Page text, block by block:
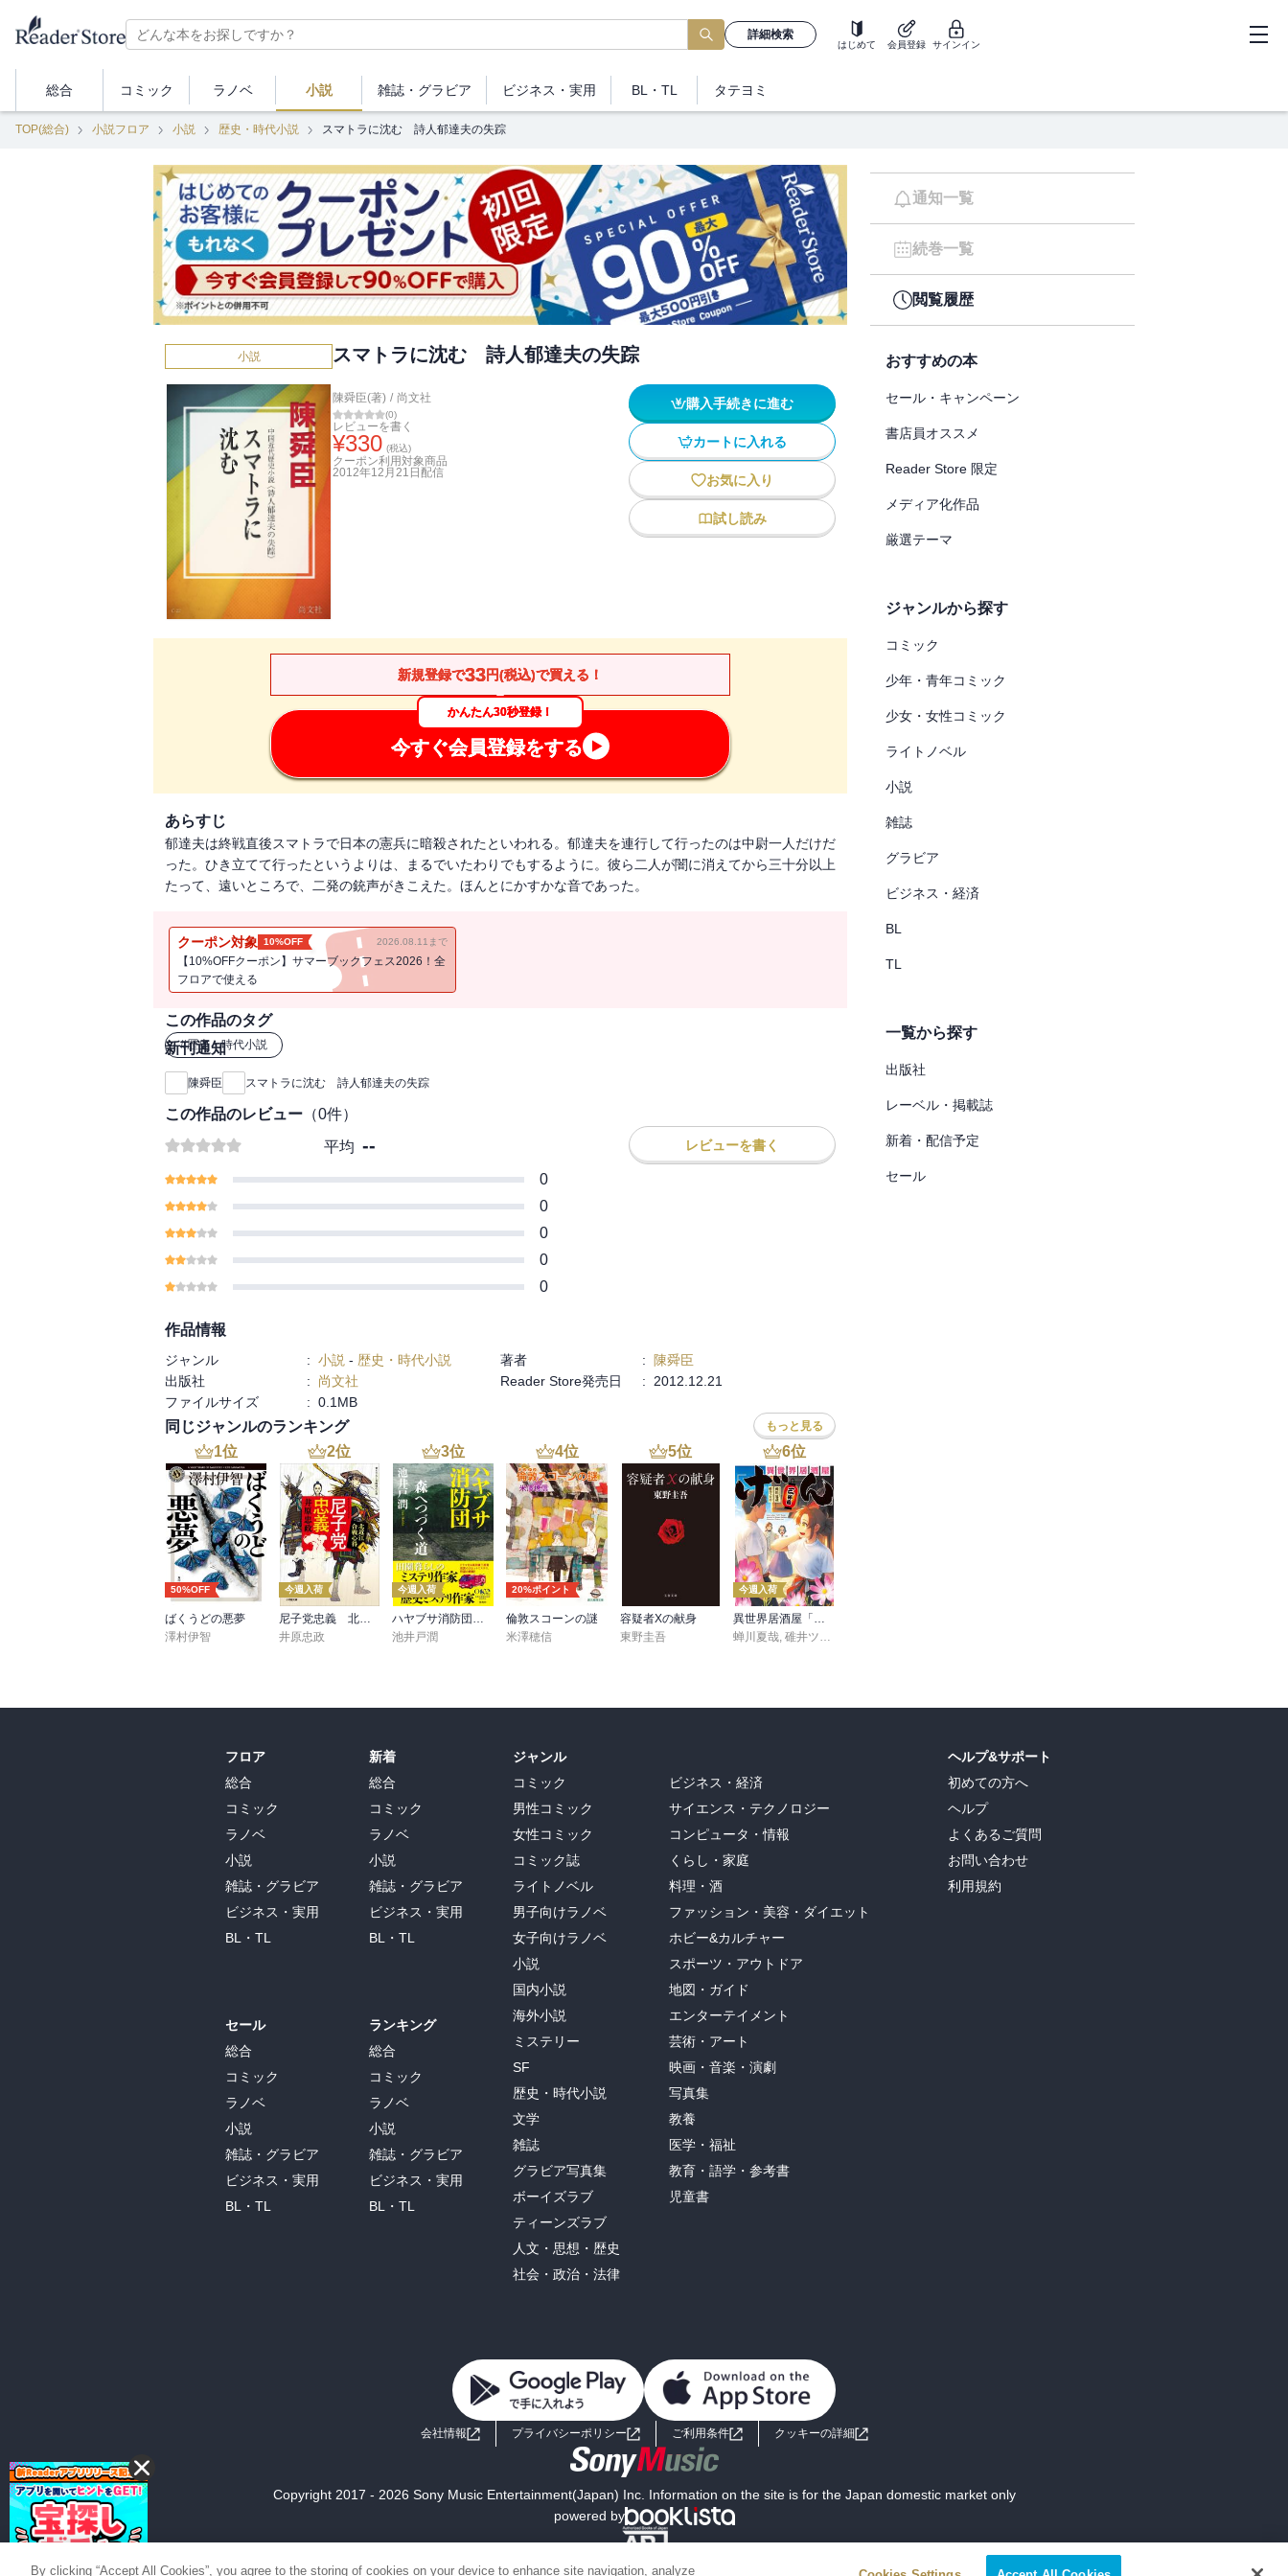
詳細検索
はじめて 会員登録 サインイン
総合 コミック ラノベ 小説 雑誌・ グラビア ビジネス ・実用 BL・TL タテヨミ
TOP(総合) 小説フロア 小説 歴史・時代小説 スマトラに沈む 詩人郁達夫の失踪
小説 スマトラに沈む 詩人郁達夫の失踪
陳舜臣(著) / 尚文社
(0)
レビューを書く
¥330 (税込)
クーポン利用対象商品
2012年12月21日 配信
購入手続きに進む
カートに入れる
お気に入り
試し読み
新規登録で33円(税込)で買える！
かんたん30秒登録！
今すぐ会員登録をする
あらすじ
郁達夫は終戦直後スマトラで日本の憲兵に暗殺されたといわれる。郁達夫を連行して行ったのは中尉一人だけだ
った。ひき立てて行ったというよりは、まるでいたわりでもするように。彼ら二人が闇に消えてから三十分以上
たって、遠いところで、二発の銃声がきこえた。ほんとにかすかな音であった。
クーポン対象 10%OFF 2026.08.11まで
【10%OFFクーポン】サマーブックフェス2026！全
フロアで使える
この作品のタグ
#歴史・時代小説
新刊通知
陳舜臣 スマトラに沈む 詩人郁達夫の失踪
この作品のレビュー （0件）
平均 -- レビューを書く
0
0
0
0
0
作品情報
ジャンル : 小説 - 歴史・時代小説 著者 :
陳舜臣
出版社
: 尚文社 Reader Store発売日 :
2012.12.21
ファイルサイズ
: 0.1MB
同じジャンルのランキング もっと見る
1位
50%OFF
ばくうどの悪夢
澤村伊智
2位
今週入荷
尼子党忠義 北近江合戦心得〈八〉
井原忠政
3位
今週入荷
ハヤブサ消防団 森へつづく道
池井戸潤
4位
20%ポイント
倫敦スコーンの謎
米澤穂信
5位
容疑者Xの献身
東野圭吾
6位
今週入荷
異世界居酒屋「げん」三杯目
蝉川夏哉,碓井ツカサ
通知一覧
続巻一覧
閲覧履歴
おすすめの本
セール・キャンペーン
書店員オススメ
Reader Store 限定
メディア化作品
厳選テーマ
ジャンルから探す
コミック
少年・青年コミック
少女・女性コミック
ライトノベル
小説
雑誌
グラビア
ビジネス・経済
BL
TL
一覧から探す
出版社
レーベル・掲載誌
新着・配信予定
セール
フロア
総合
コミック
ラノベ
小説
雑誌・グラビア
ビジネス・実用
BL・TL
セール
総合
コミック
ラノベ
小説
雑誌・グラビア
ビジネス・実用
BL・TL
新着
総合
コミック
ラノベ
小説
雑誌・グラビア
ビジネス・実用
BL・TL
ランキング
総合
コミック
ラノベ
小説
雑誌・グラビア
ビジネス・実用
BL・TL
ジャンル
コミック
男性コミック
女性コミック
コミック誌
ライトノベル
男子向けラノベ
女子向けラノベ
小説
国内小説
海外小説
ミステリー
SF
歴史・時代小説
文学
雑誌
グラビア写真集
ボーイズラブ
ティーンズラブ
人文・思想・歴史
社会・政治・法律
ビジネス・経済
サイエンス・テクノロジー
コンピュータ・情報
くらし・家庭
料理・酒
ファッション・美容・ダイエット
ホビー&カルチャー
スポーツ・アウトドア
地図・ガイド
エンターテイメント
芸術・アート
映画・音楽・演劇
写真集
教養
医学・福祉
教育・語学・参考書
児童書
ヘルプ&サポート
初めての方へ
ヘルプ
よくあるご質問
お問い合わせ
利用規約
会社情報 プライバシーポリシー ご利用条件 クッキーの詳細
Copyright 2017 - 2026 Sony Music Entertainment(Japan) Inc. Information on the site is for the Japan domestic market only
powered by
By clicking “Accept All Cookies”, you agree to the storing of cookies on your device to enhance site navigation, analyze